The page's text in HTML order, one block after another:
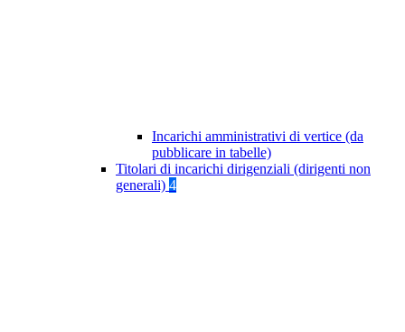
Incarichi amministrativi di vertice (da
pubblicare in tabelle)
Titolari di incarichi dirigenziali (dirigenti non
generali) 4